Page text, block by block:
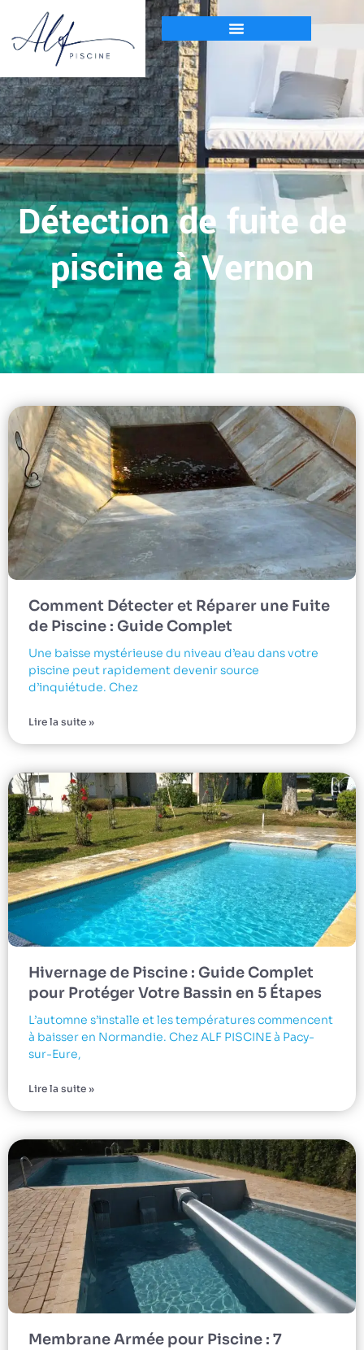
Détection de fuite de
piscine à Vernon
Comment Détecter et Réparer une Fuite
de Piscine : Guide Complet
Une baisse mystérieuse du niveau d’eau dans votre
piscine peut rapidement devenir source
d’inquiétude. Chez
Lire la suite »
Hivernage de Piscine : Guide Complet
pour Protéger Votre Bassin en 5 Étapes
L’automne s’installe et les températures commencent
à baisser en Normandie. Chez ALF PISCINE à Pacy-
sur-Eure,
Lire la suite »
Membrane Armée pour Piscine : 7